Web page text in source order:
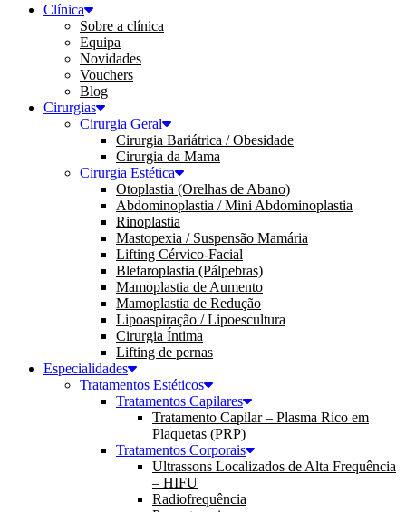
Clínica
Sobre a clínica
Equipa
Novidades
Vouchers
Blog
Cirurgias
Cirurgia Geral
Cirurgia Bariátrica / Obesidade
Cirurgia da Mama
Cirurgia Estética
Otoplastia (Orelhas de Abano)
Abdominoplastia / Mini Abdominoplastia
Rinoplastia
Mastopexia / Suspensão Mamária
Lifting Cérvico-Facial
Blefaroplastia (Pálpebras)
Mamoplastia de Aumento
Mamoplastia de Redução
Lipoaspiração / Lipoescultura
Cirurgia Íntima
Lifting de pernas
Especialidades
Tratamentos Estéticos
Tratamentos Capilares
Tratamento Capilar – Plasma Rico em
Plaquetas (PRP)
Tratamentos Corporais
Ultrassons Localizados de Alta Frequência
– HIFU
Radiofrequência